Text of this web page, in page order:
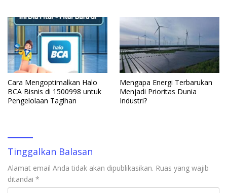
Cara Mengoptimalkan Halo
BCA Bisnis di 1500998 untuk
Pengelolaan Tagihan
Mengapa Energi Terbarukan
Menjadi Prioritas Dunia
Industri?
Tinggalkan Balasan
Alamat email Anda tidak akan dipublikasikan. Ruas yang wajib
ditandai *